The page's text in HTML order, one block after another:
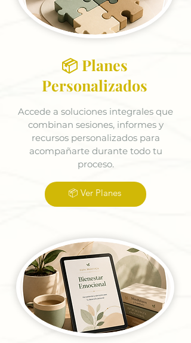
📦 Planes
Personalizados
Accede a soluciones integrales que
combinan sesiones, informes y
recursos personalizados para
acompañarte durante todo tu
proceso.
📦 Ver Planes